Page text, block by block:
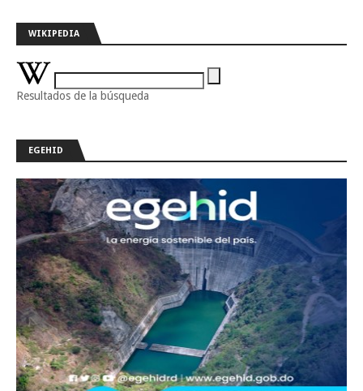
WIKIPEDIA
Resultados de la búsqueda
EGEHID